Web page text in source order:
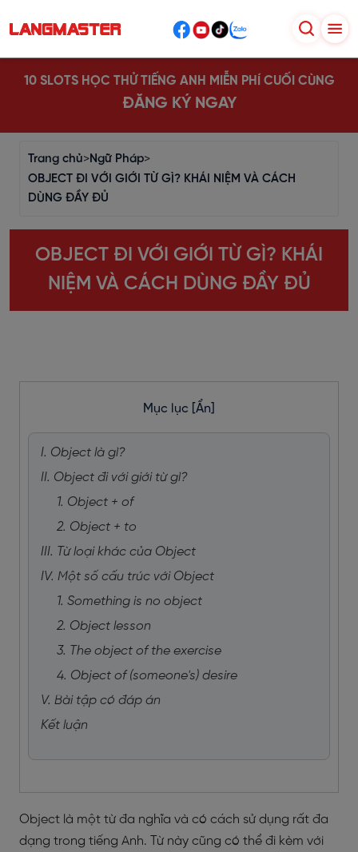
10 SLOTS HỌC THỬ TIẾNG ANH MIỄN PHÍ CUỐI CÙNG
ĐĂNG KÝ NGAY
Trang chủ>Ngữ Pháp>
OBJECT ĐI VỚI GIỚI TỪ GÌ? KHÁI NIỆM VÀ CÁCH
DÙNG ĐẦY ĐỦ
OBJECT ĐI VỚI GIỚI TỪ GÌ? KHÁI
NIỆM VÀ CÁCH DÙNG ĐẦY ĐỦ
Mục lục [Ẩn]
I. Object là gì?
II. Object đi với giới từ gì?
1. Object + of
2. Object + to
III. Từ loại khác của Object
IV. Một số cấu trúc với Object
1. Something is no object
2. Object lesson
3. The object of the exercise
4. Object of (someone's) desire
V. Bài tập có đáp án
Kết luận
Object là một từ đa nghĩa và có cách sử dụng rất đa
dạng trong tiếng Anh. Từ này cũng có thể đi kèm với